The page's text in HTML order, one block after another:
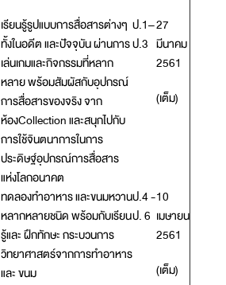
เรียนรู้รูปแบบการสื่อสารต่างๆ
ทั้งในอดีต และปัจจุบัน ผ่านการ
เล่นเกมและกิจกรรมที่หลาก
หลาย พร้อมสัมผัสกับอุปกรณ์
การสื่อสารของจริง จาก
ห้องCollection และสนุกไปกับ
การใช้จินตนาการในการ
ประดิษฐ์อุปกรณ์การสื่อสาร
แห่งโลกอนาคต
ป.1–
ป.3
27
มีนาคม
2561
(เต็ม)
ทดลองทำอาหาร และขนมหวาน
หลากหลายชนิด พร้อมกับเรียน
รู้และ ฝึกทักษะ กระบวนการ
วิทยาศาสตร์จากการทำอาหาร
และ ขนม
ป.4 -
ป. 6
10
เมษายน
2561
(เต็ม)